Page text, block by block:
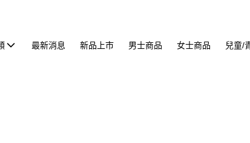
最新消息 新品上市 男士商品 女士商品 兒童/